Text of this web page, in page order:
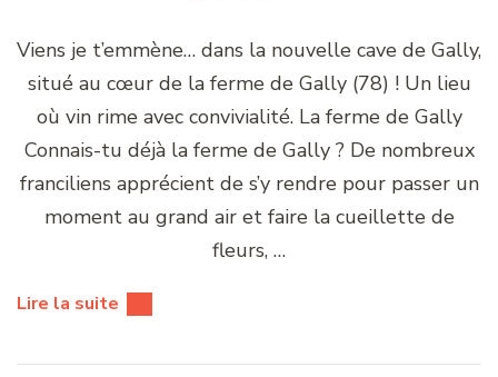
Viens je t’emmène… dans la nouvelle cave de Gally,
situé au cœur de la ferme de Gally (78) ! Un lieu
où vin rime avec convivialité. La ferme de Gally
Connais-tu déjà la ferme de Gally ? De nombreux
franciliens apprécient de s’y rendre pour passer un
moment au grand air et faire la cueillette de
fleurs, …
Lire la suite